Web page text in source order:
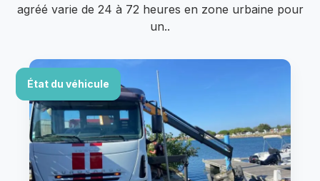
agréé varie de 24 à 72 heures en zone urbaine pour
un..
État du véhicule